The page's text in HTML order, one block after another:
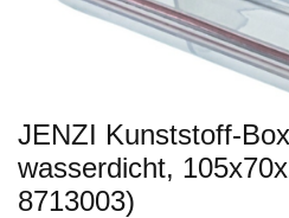
JENZI Kunststoff-
wasserdicht,
8713003)